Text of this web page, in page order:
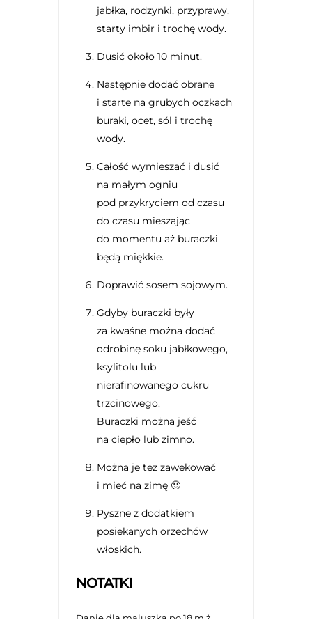
jabłka, rodzynki, przyprawy,
starty imbir i trochę wody.
Dusić około 10 minut.
Następnie dodać obrane
i starte na grubych oczkach
buraki, ocet, sól i trochę
wody.
Całość wymieszać i dusić
na małym ogniu
pod przykryciem od czasu
do czasu mieszając
do momentu aż buraczki
będą miękkie.
Doprawić sosem sojowym.
Gdyby buraczki były
za kwaśne można dodać
odrobinę soku jabłkowego,
ksylitolu lub
nierafinowanego cukru
trzcinowego.
Buraczki można jeść
na ciepło lub zimno.
Można je też zawekować
i mieć na zimę 🙂
Pyszne z dodatkiem
posiekanych orzechów
włoskich.
NOTATKI